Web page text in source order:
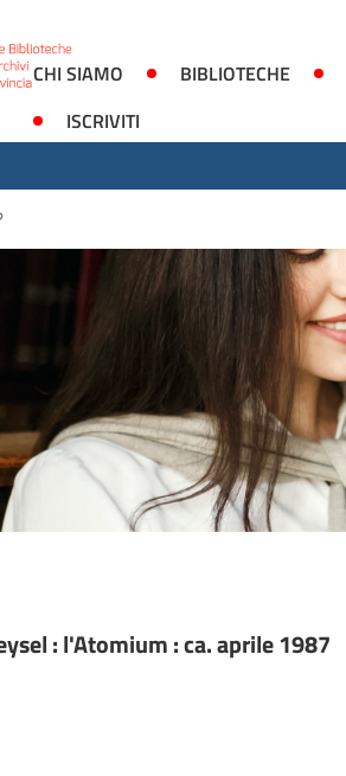
CHI SIAMO BIBLIOTECHE
ISCRIVITI
: l'Atomium : ca. aprile 1987